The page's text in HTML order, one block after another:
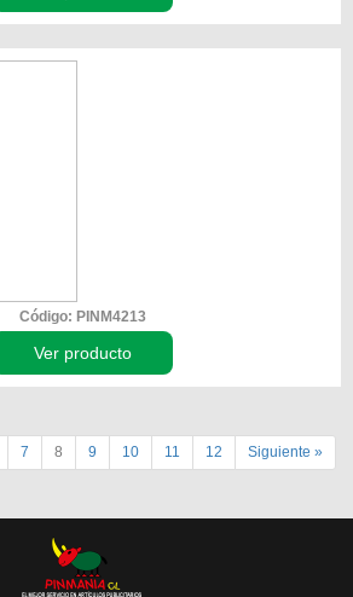
Código: PINM4213
Ver producto
7 8 9 10 11 12 Siguiente »